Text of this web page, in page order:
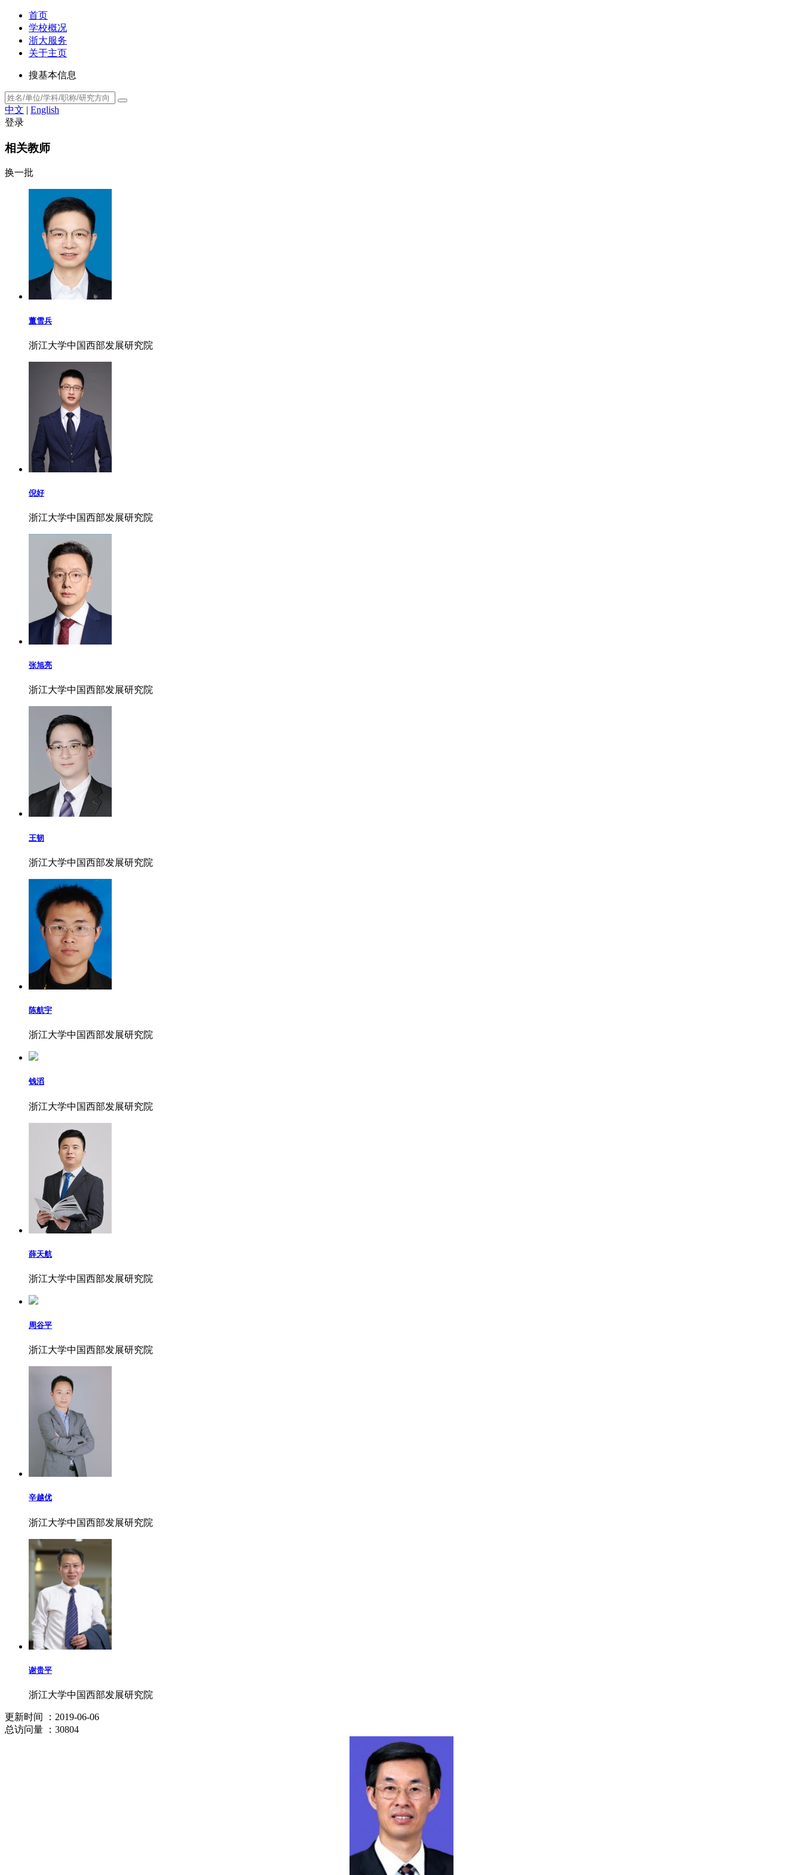
首页
学校概况
浙大服务
关于主页
搜基本信息
中文 | English
登录
相关教师
换一批
董雪兵
浙江大学中国西部发展研究院
倪好
浙江大学中国西部发展研究院
张旭亮
浙江大学中国西部发展研究院
王韧
浙江大学中国西部发展研究院
陈航宇
浙江大学中国西部发展研究院
钱滔
浙江大学中国西部发展研究院
薛天航
浙江大学中国西部发展研究院
周谷平
浙江大学中国西部发展研究院
辛越优
浙江大学中国西部发展研究院
谢贵平
浙江大学中国西部发展研究院
更新时间
：2019-06-06
总访问量 ：30804